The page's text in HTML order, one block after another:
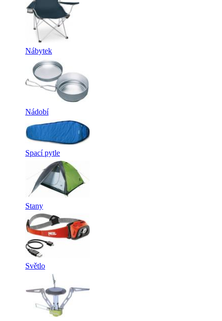
Nábytek
Nádobí
Spací pytle
Stany
Světlo